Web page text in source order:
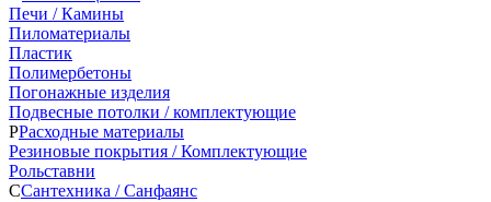
Печи / Камины
Пиломатериалы
Пластик
Полимербетоны
Погонажные изделия
Подвесные потолки / комплектующие
РРасходные материалы
Резиновые покрытия / Комплектующие
Рольставни
ССантехника / Санфаянс